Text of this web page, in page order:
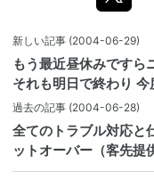
新しい記事 (2004-06-29)
もう最近昼休みですら
それも明日で終わり
過去の記事 (2004-06-28)
全てのトラブル対応と
ットオーバー（客先提